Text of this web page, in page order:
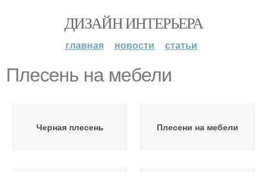
ДИЗАЙН ИНТЕРЬЕРА
главная новости статьи
Плесень на мебели
Черная плесень Плесени на мебели